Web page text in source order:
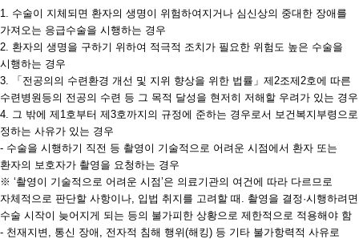
1. 수술이 지체되면 환자의 생명이 위험하여지거나 심신상의 중대한 장애를
가져오는 응급수술을 시행하는 경우
2. 환자의 생명을 구하기 위하여 적극적 조치가 필요한 위험도 높은 수술을
시행하는 경우
3. 「전공의의 수련환경 개선 및 지위 향상을 위한 법률」제2조제2호에 따른
수련병원등의 전공의 수련 등 그 목적 달성을 현저히 저해할 우려가 있는 경우
4. 그 밖에 제1호부터 제3호까지의 규정에 준하는 경우로서 보건복지부령으로
정하는 사유가 있는 경우
- 수술을 시행하기 직전 등 촬영이 기술적으로 어려운 시점에서 환자 또는
환자의 보호자가 촬영을 요청하는 경우
※ ‘촬영이 기술적으로 어려운 시점’은 의료기관의 여건에 따라 다르므로
자체적으로 판단할 사항이나, 입법 취지를 고려할 때. 촬영을 결정·시행하려면
수술 시작이 늦어지게 되는 등의 불가피한 상황으로 제한적으로 적용해야 함
- 천재지변, 통신 장애, 전자적 침해 행위(해킹) 등 기타 불가항력적 사유로